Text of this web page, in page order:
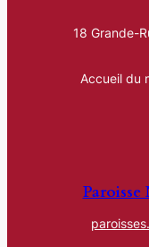
18 Grande-
Accueil du
Paroisse